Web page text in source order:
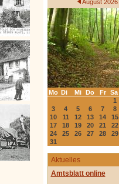
August 2026
Mo Di Mi Do Fr Sa
1
3
4 5 6 7 8
10
11 12 13 14 15
17
18 19 20 21 22
24
25 26 27 28 29
31
Aktuelles
Amtsblatt online